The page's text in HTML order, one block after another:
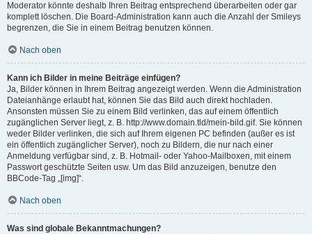
Moderator könnte deshalb Ihren Beitrag entsprechend überarbeiten oder gar
komplett löschen. Die Board-Administration kann auch die Anzahl der Smileys
begrenzen, die Sie in einem Beitrag benutzen können.
Nach oben
Kann ich Bilder in meine Beiträge einfügen?
Ja, Bilder können in Ihrem Beitrag angezeigt werden. Wenn die Administration
Dateianhänge erlaubt hat, können Sie das Bild auch direkt hochladen.
Ansonsten müssen Sie zu einem Bild verlinken, das auf einem öffentlich
zugänglichen Server liegt, z. B. http://www.domain.tld/mein-bild.gif. Sie können
weder Bilder verlinken, die sich auf Ihrem eigenen PC befinden (außer es ist
ein öffentlich zugänglicher Server), noch zu Bildern, die nur nach einer
Anmeldung verfügbar sind, z. B. Hotmail- oder Yahoo-Mailboxen, mit einem
Passwort geschützte Seiten usw. Um das Bild anzuzeigen, benutze den
BBCode-Tag „[img]“.
Nach oben
Was sind globale Bekanntmachungen?